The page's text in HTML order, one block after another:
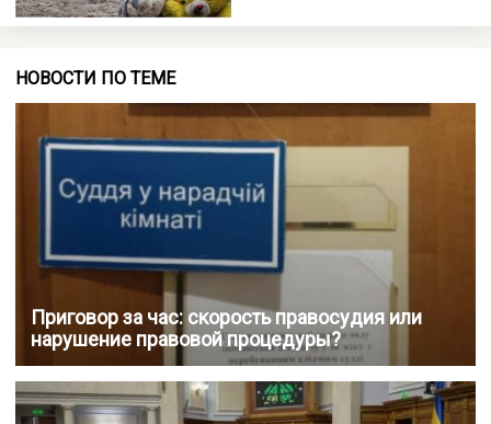
НОВОСТИ ПО ТЕМЕ
Приговор за час: скорость правосудия или
нарушение правовой процедуры?